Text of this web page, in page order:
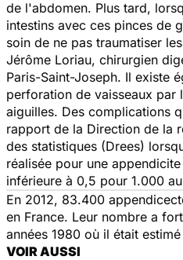
de l'abdomen. Plus tard,
intestins avec ces pinces de
soin de ne pas traumatiser
Jérôme Loriau, chirurgien
Paris-Saint-Joseph. Il existe
perforation de vaisseaux par
aiguilles. Des complications
rapport de la Direction de la
des statistiques (Drees)
réalisée pour une
inférieure à 0,5 pour 1.000
En 2012, 83.400
en France. Leur nombre a
années 1980 où il était
VOIR AUSSI